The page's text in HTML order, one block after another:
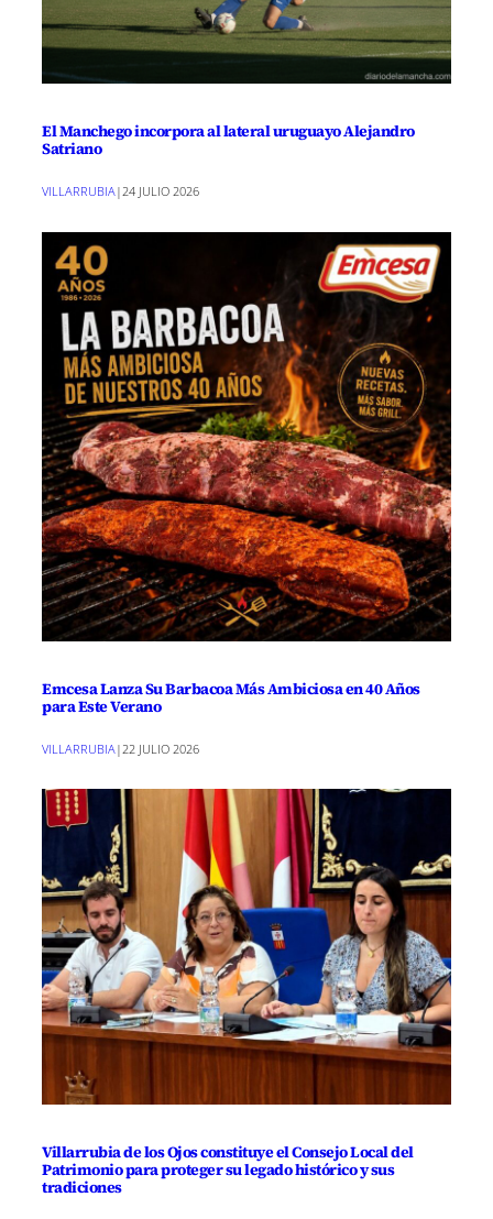
El Manchego incorpora al lateral uruguayo Alejandro
Satriano
VILLARRUBIA | 24 JULIO 2026
Emcesa Lanza Su Barbacoa Más Ambiciosa en 40 Años
para Este Verano
VILLARRUBIA | 22 JULIO 2026
Villarrubia de los Ojos constituye el Consejo Local del
Patrimonio para proteger su legado histórico y sus
tradiciones